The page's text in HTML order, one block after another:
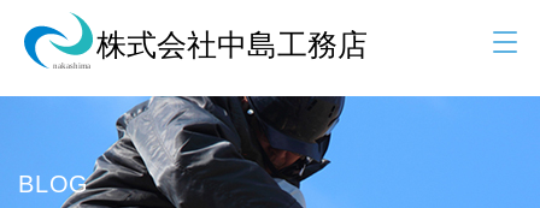
BLOG